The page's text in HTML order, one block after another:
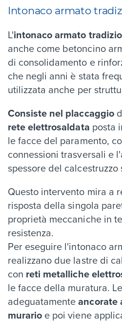
Intonaco armato
L'intonaco armato
anche come betoncino
di consolidamento e
che negli anni è stata
utilizzata anche per
Consiste nel placcaggio
rete elettrosaldata posta
le facce del paramento,
connessioni trasversali e
spessore del
Questo intervento mira a
risposta della singola
proprietà meccaniche in
resistenza.
Per eseguire l'intonaco
realizzano due lastre di
con reti metalliche
le facce della muratura.
adeguatamenteancorate
murario e poi viene